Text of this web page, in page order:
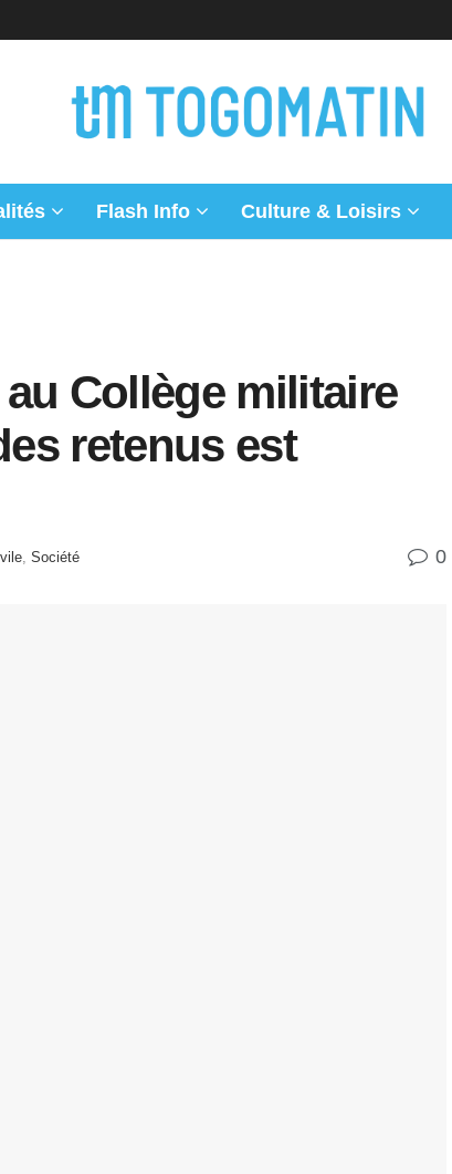
Flash Info Culture & Loisirs
Collège militaire
retenus est
Société 0